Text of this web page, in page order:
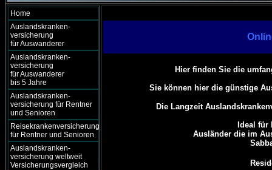
Home
Auslandskranken-
versicherung
für Auswanderer
Auslandskranken-
versicherung
für Auswanderer
bis 5 Jahre
Auslandskranken-
versicherung für Rentner
und Senioren
Reisekrankenversicherung
für Rentner und Senioren
Auslandskranken-
versicherung weltweit
Versicherungsvergleich
Hier finden Sie die
Sie können hier die günstige
Die Langzeit
Ideal
Ausländer die im